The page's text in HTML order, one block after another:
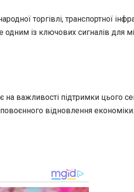
торгівлі, транспортної
одним із ключових сигналів для
на важливості підтримки цього
відновлення